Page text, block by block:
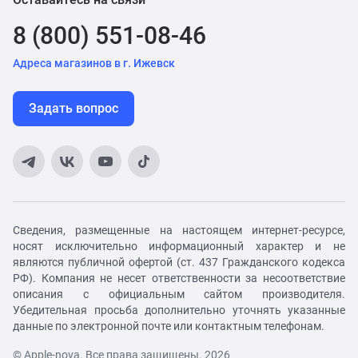
8 (800) 551-08-46
Адреса магазинов в г. Ижевск
Задать вопрос
Сведения, размещенные на настоящем интернет-ресурсе,
носят исключительно информационный характер и не
являются публичной офертой (ст. 437 Гражданского кодекса
РФ). Компания не несет ответственности за несоответствие
описания с официальным сайтом производителя.
Убедительная просьба дополнительно уточнять указанные
данные по электронной почте или контактным телефонам.
© Apple-nova. Все права защищены. 2026